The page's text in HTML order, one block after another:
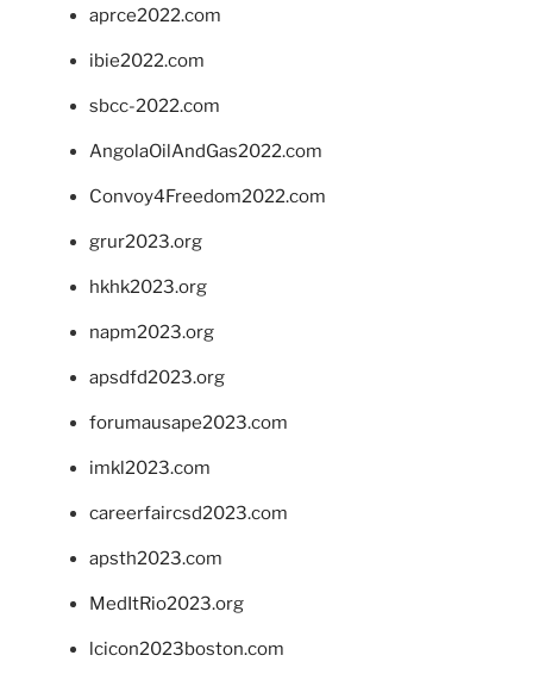
aprce2022.com
ibie2022.com
sbcc-2022.com
AngolaOilAndGas2022.com
Convoy4Freedom2022.com
grur2023.org
hkhk2023.org
napm2023.org
apsdfd2023.org
forumausape2023.com
imkl2023.com
careerfaircsd2023.com
apsth2023.com
MedItRio2023.org
lcicon2023boston.com